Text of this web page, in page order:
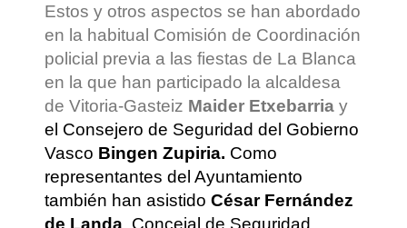
Estos y otros aspectos se han abordado
en la habitual Comisión de Coordinación
policial previa a las fiestas de La Blanca
en la que han participado la alcaldesa
de Vitoria-Gasteiz Maider Etxebarria y
el Consejero de Seguridad del Gobierno
Vasco Bingen Zupiria. Como
representantes del Ayuntamiento
también han asistido César Fernández
de Landa , Concejal de Seguridad,